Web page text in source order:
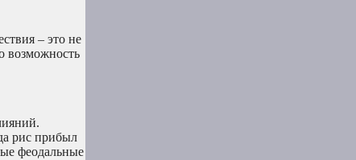
– это не
возможность
рис прибыл
феодальные